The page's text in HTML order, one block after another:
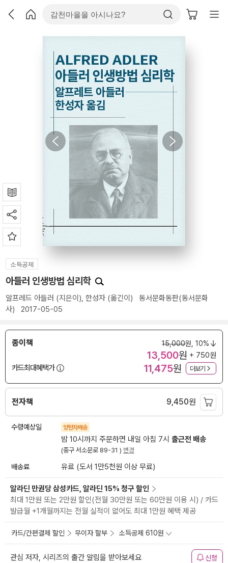
소득공제
아들러 인생방법 심리학
알프레드 아들러 (지은이), 한성자 (옮긴이) 동서문화동판(동서문화
사) 2017-05-05
종이책 15,000원, 10%
13,500원 + 750원
카드최대혜택가
11,475원 더보기
전자책 9,450원
수령예상일 양탄자배송
밤 10시까지 주문하면 내일 아침 7시 출근전 배송
(중구 서소문로 89-31 ) 변경
배송료 유료 (도서 1만5천원 이상 무료)
알라딘 만권당 삼성카드, 알라딘 15% 청구 할인
최대 1만원 또는 2만원 할인(전월 30만원 또는 60만원 이용 시) / 카드
발급월 +1개월까지는 전월 실적이 없어도 최대 1만원 혜택 제공
카드/간편결제 할인 무이자 할부 소득공제 610원
관심 저자, 시리즈의 출간 알림을 받아보세요 신청